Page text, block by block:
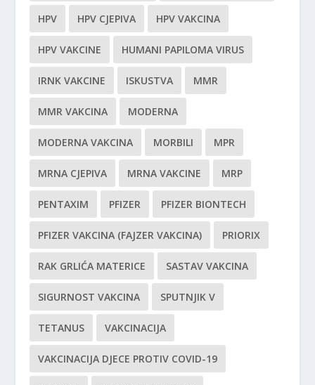
HPV HPV CJEPIVA HPV VAKCINA
HPV VAKCINE HUMANI PAPILOMA VIRUS
IRNK VAKCINE ISKUSTVA MMR
MMR VAKCINA MODERNA
MODERNA VAKCINA MORBILI MPR
MRNA CJEPIVA MRNA VAKCINE MRP
PENTAXIM PFIZER PFIZER BIONTECH
PFIZER VAKCINA (FAJZER VAKCINA) PRIORIX
RAK GRLIĆA MATERICE SASTAV VAKCINA
SIGURNOST VAKCINA SPUTNJIK V
TETANUS VAKCINACIJA
VAKCINACIJA DJECE PROTIV COVID-19